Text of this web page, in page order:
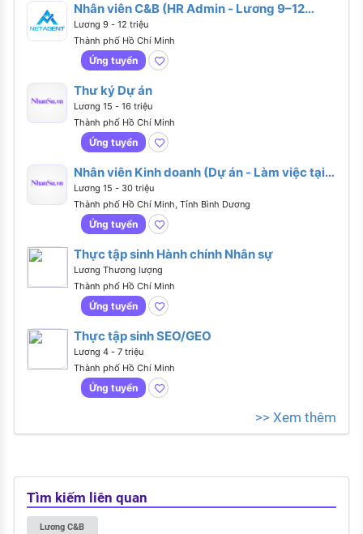
Nhân viên C&B (HR Admin - Lương 9–12
Triệu)
Lương 9 - 12 triệu
Thành phố Hồ Chí Minh
Ứng tuyển
Thư ký Dự án
Lương 15 - 16 triệu
Thành phố Hồ Chí Minh
Ứng tuyển
Nhân viên Kinh doanh (Dự án - Làm việc tại
Văn phòng Thủ Đức)
Lương 15 - 30 triệu
Thành phố Hồ Chí Minh, Tỉnh Bình Dương
Ứng tuyển
Thực tập sinh Hành chính Nhân sự
Lương Thương lượng
Thành phố Hồ Chí Minh
Ứng tuyển
Thực tập sinh SEO/GEO
Lương 4 - 7 triệu
Thành phố Hồ Chí Minh
Ứng tuyển
>> Xem thêm
Tìm kiếm liên quan
Lương C&B